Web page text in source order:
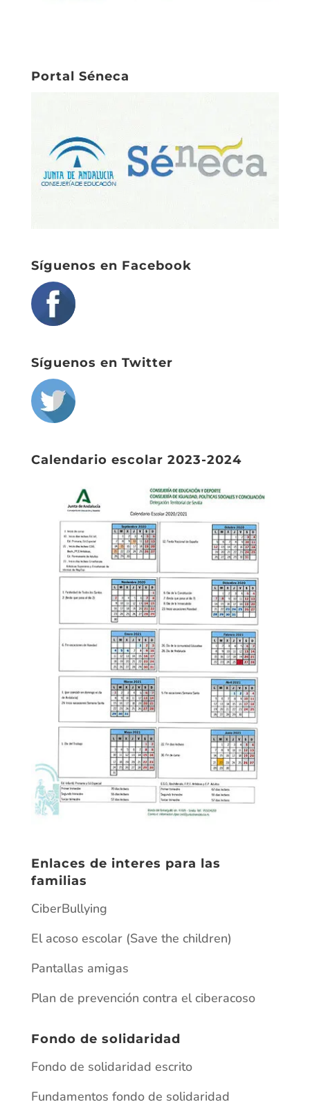
Portal Séneca
Síguenos en Facebook
Síguenos en Twitter
Calendario escolar 2023-2024
Enlaces de interes para las
familias
CiberBullying
El acoso escolar (Save the children)
Pantallas amigas
Plan de prevención contra el ciberacoso
Fondo de solidaridad
Fondo de solidaridad escrito
Fundamentos fondo de solidaridad